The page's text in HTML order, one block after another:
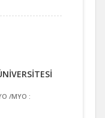
/MYO :